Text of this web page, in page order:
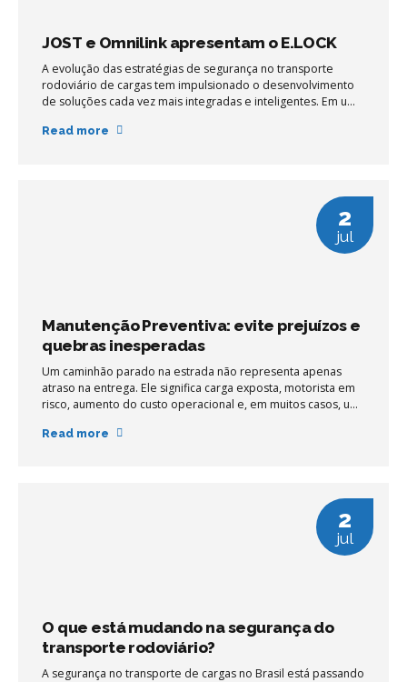
JOST e Omnilink apresentam o E.LOCK
A evolução das estratégias de segurança no transporte
rodoviário de cargas tem impulsionado o desenvolvimento
de soluções cada vez mais integradas e inteligentes. Em um
sofisticadas, tecnologias que atuam diretamente nos pontos
Read more
2
jul
Manutenção Preventiva: evite prejuízos e
quebras inesperadas
Um caminhão parado na estrada não representa apenas
atraso na entrega. Ele significa carga exposta, motorista em
risco, aumento do custo operacional e, em muitos casos, um
origem em algo simples: a falta de manutenção preventiva
Read more
2
jul
O que está mudando na segurança do
transporte rodoviário?
A segurança no transporte de cargas no Brasil está passando